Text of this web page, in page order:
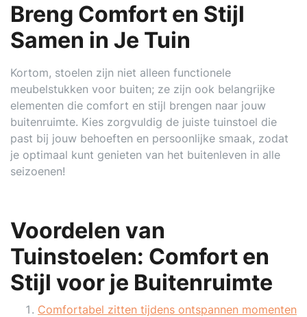
Breng Comfort en Stijl
Samen in Je Tuin
Kortom, stoelen zijn niet alleen functionele
meubelstukken voor buiten; ze zijn ook belangrijke
elementen die comfort en stijl brengen naar jouw
buitenruimte. Kies zorgvuldig de juiste tuinstoel die
past bij jouw behoeften en persoonlijke smaak, zodat
je optimaal kunt genieten van het buitenleven in alle
seizoenen!
Voordelen van
Tuinstoelen: Comfort en
Stijl voor je Buitenruimte
Comfortabel zitten tijdens ontspannen momenten